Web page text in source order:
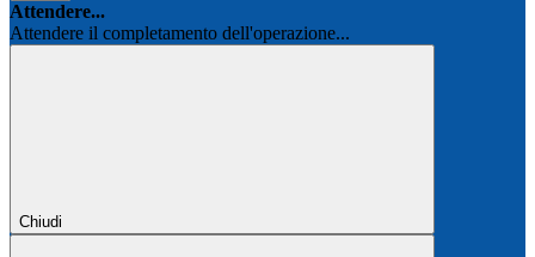
Attendere...
Attendere il completamento dell'operazione...
Chiudi